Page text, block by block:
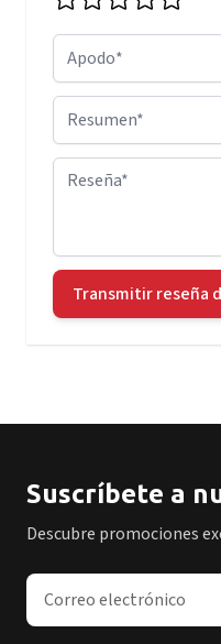
Apodo
Resumen
Reseña
Transmitir reseña
Suscríbete a
Descubre promociones
Dirección de correo